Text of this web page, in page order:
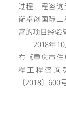
过程工程咨
衡卓创国际
富的项目经验
2018年10
布《重庆市
程工程咨询
〔2018〕600